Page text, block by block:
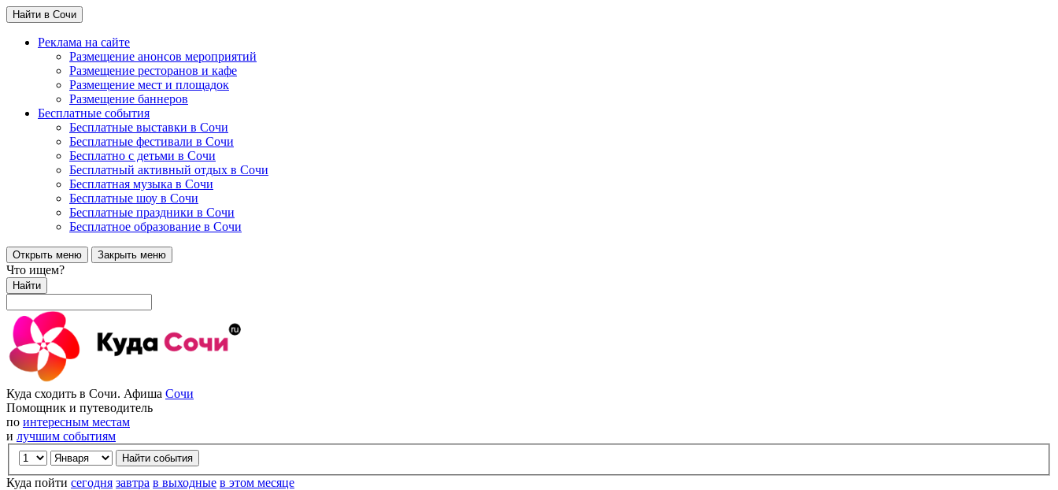
Найти в Сочи
Реклама на сайте
Размещение анонсов мероприятий
Размещение ресторанов и кафе
Размещение мест и площадок
Размещение баннеров
Бесплатные события
Бесплатные выставки в Сочи
Бесплатные фестивали в Сочи
Бесплатно с детьми в Сочи
Бесплатный активный отдых в Сочи
Бесплатная музыка в Сочи
Бесплатные шоу в Сочи
Бесплатные праздники в Сочи
Бесплатное образование в Сочи
Открыть меню Закрыть меню
Что ищем?
Найти
Куда сходить в Сочи. Афиша Сочи
Помощник и путеводитель
по интересным местам
и лучшим событиям
Куда пойти сегодня завтра в выходные в этом месяце